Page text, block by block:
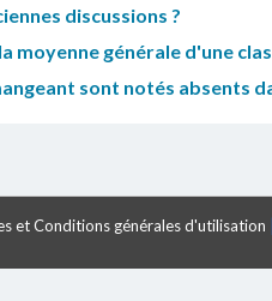
discussions ?
moyenne générale d'une
sont notés absents
et Conditions générales d'utilisation